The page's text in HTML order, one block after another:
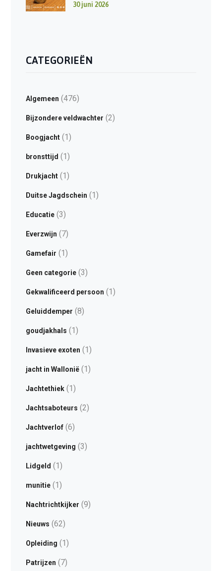
30 juni 2026
CATEGORIEËN
Algemeen (476)
Bijzondere veldwachter (2)
Boogjacht(1)
bronsttijd (1)
Drukjacht(1)
Duitse Jagdschein (1)
Educatie(3)
Everzwijn (7)
Gamefair (1)
Geen categorie(3)
Gekwalificeerd persoon (1)
Geluiddemper (8)
goudjakhals (1)
Invasieve exoten (1)
jacht in Wallonië(1)
Jachtethiek(1)
Jachtsaboteurs (2)
Jachtverlof(6)
jachtwetgeving (3)
Lidgeld (1)
munitie(1)
Nachtrichtkijker (9)
Nieuws (62)
Opleiding (1)
Patrijzen (7)